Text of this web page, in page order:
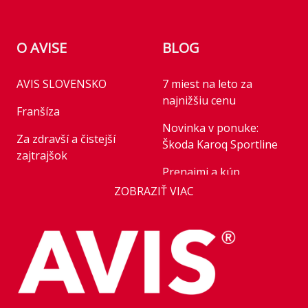
Bezpečnosť
Elektronický otáčkomer
Automatické
kabíny
Automatické osvetlenie
kabíny
Tempomat / s
obmedzovačom
O AVISE
AVIS SLOVENSKO
Franšíza
Za zdravší a čistejší
zajtrajšok
Kariéra
Franchise
Kľúčoví zamestnanci
BLOG
7 miest na leto za
najnižšiu cenu
Novinka v ponuke:
Škoda Karoq Sportline
Prenajmi a kúp
Novinka v ponuke:
Style Plus
Parkovanie pre rastúce
flotily: nové modely
mobility v roku 2026
ZOBRAZIŤ VIAC